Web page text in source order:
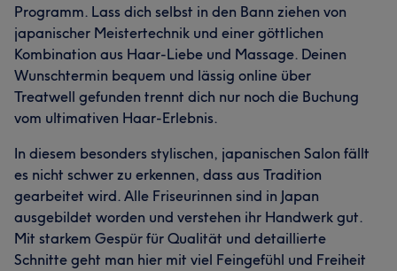
Programm. Lass dich selbst in den Bann ziehen von
japanischer Meistertechnik und einer göttlichen
Kombination aus Haar-Liebe und Massage. Deinen
Wunschtermin bequem und lässig online über
Treatwell gefunden trennt dich nur noch die Buchung
vom ultimativen Haar-Erlebnis.
In diesem besonders stylischen, japanischen Salon fällt
es nicht schwer zu erkennen, dass aus Tradition
gearbeitet wird. Alle Friseurinnen sind in Japan
ausgebildet worden und verstehen ihr Handwerk gut.
Mit starkem Gespür für Qualität und detaillierte
Schnitte geht man hier mit viel Feingefühl und Freiheit